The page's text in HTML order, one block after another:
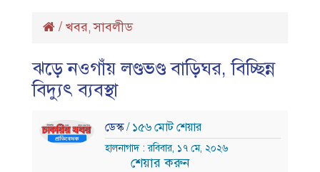
/ খবর,সাবলীড
ঝড়ে নওগাঁয় লণ্ডভণ্ড বাড়িঘর, বিচ্ছিন্ন
বিদ্যুৎ ব্যবস্থা
ডেস্ক/ ১৫৬ মোট শেয়ার
হালনাগাদ : রবিবার, ১৭ মে, ২০২৬
শেয়ার করুন